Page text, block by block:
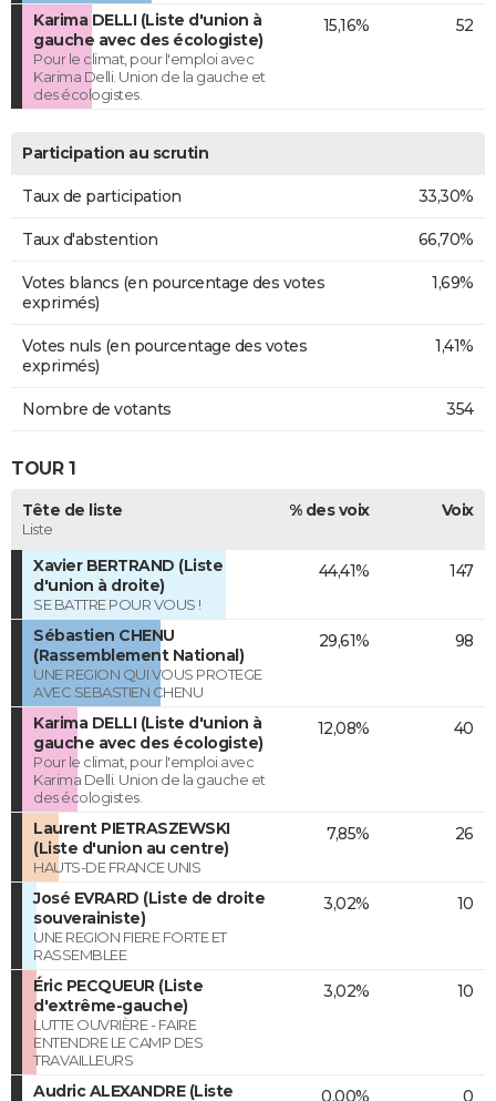
Karima DELLI (Liste d'union à
gauche avec des écologiste)
Pour le climat, pour l'emploi avec
Karima Delli. Union de la gauche et
des écologistes.
15,16% 52
Participation au scrutin
Taux de participation 33,30%
Taux d'abstention 66,70%
Votes blancs (en pourcentage des votes
exprimés)
1,69%
Votes nuls (en pourcentage des votes
exprimés)
1,41%
Nombre de votants 354
TOUR 1
Tête de liste
Liste
% des voix Voix
Xavier BERTRAND (Liste
d'union à droite)
SE BATTRE POUR VOUS !
44,41% 147
Sébastien CHENU
(Rassemblement National)
UNE REGION QUI VOUS PROTEGE
AVEC SEBASTIEN CHENU
29,61% 98
Karima DELLI (Liste d'union à
gauche avec des écologiste)
Pour le climat, pour l'emploi avec
Karima Delli. Union de la gauche et
des écologistes.
12,08% 40
Laurent PIETRASZEWSKI
(Liste d'union au centre)
HAUTS-DE FRANCE UNIS
7,85% 26
José EVRARD (Liste de droite
souverainiste)
UNE REGION FIERE FORTE ET
RASSEMBLEE
3,02% 10
Éric PECQUEUR (Liste
d'extrême-gauche)
LUTTE OUVRIÈRE - FAIRE
ENTENDRE LE CAMP DES
TRAVAILLEURS
3,02% 10
Audric ALEXANDRE (Liste 0,00% 0